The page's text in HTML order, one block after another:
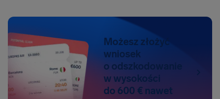
Możesz złożyć
wniosek
o odszkodowanie
w wysokości
do 600 € nawet